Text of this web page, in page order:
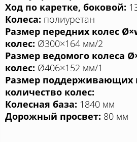
Ход по каретке, боковой:
Колеса: полиуретан
Размер передних колес
колес: Ø300×164 мм/2
Размер ведомого колеса
колес: Ø406×152 мм/1
Размер поддерживающих
количество колес:
Колесная база: 1840 мм
Дорожный просвет: 80 мм